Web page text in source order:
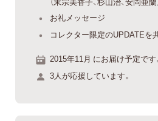
お礼メッセージ
コレクター限定のUPDATEを
2015年11月 にお届け予定です
3人が応援しています。